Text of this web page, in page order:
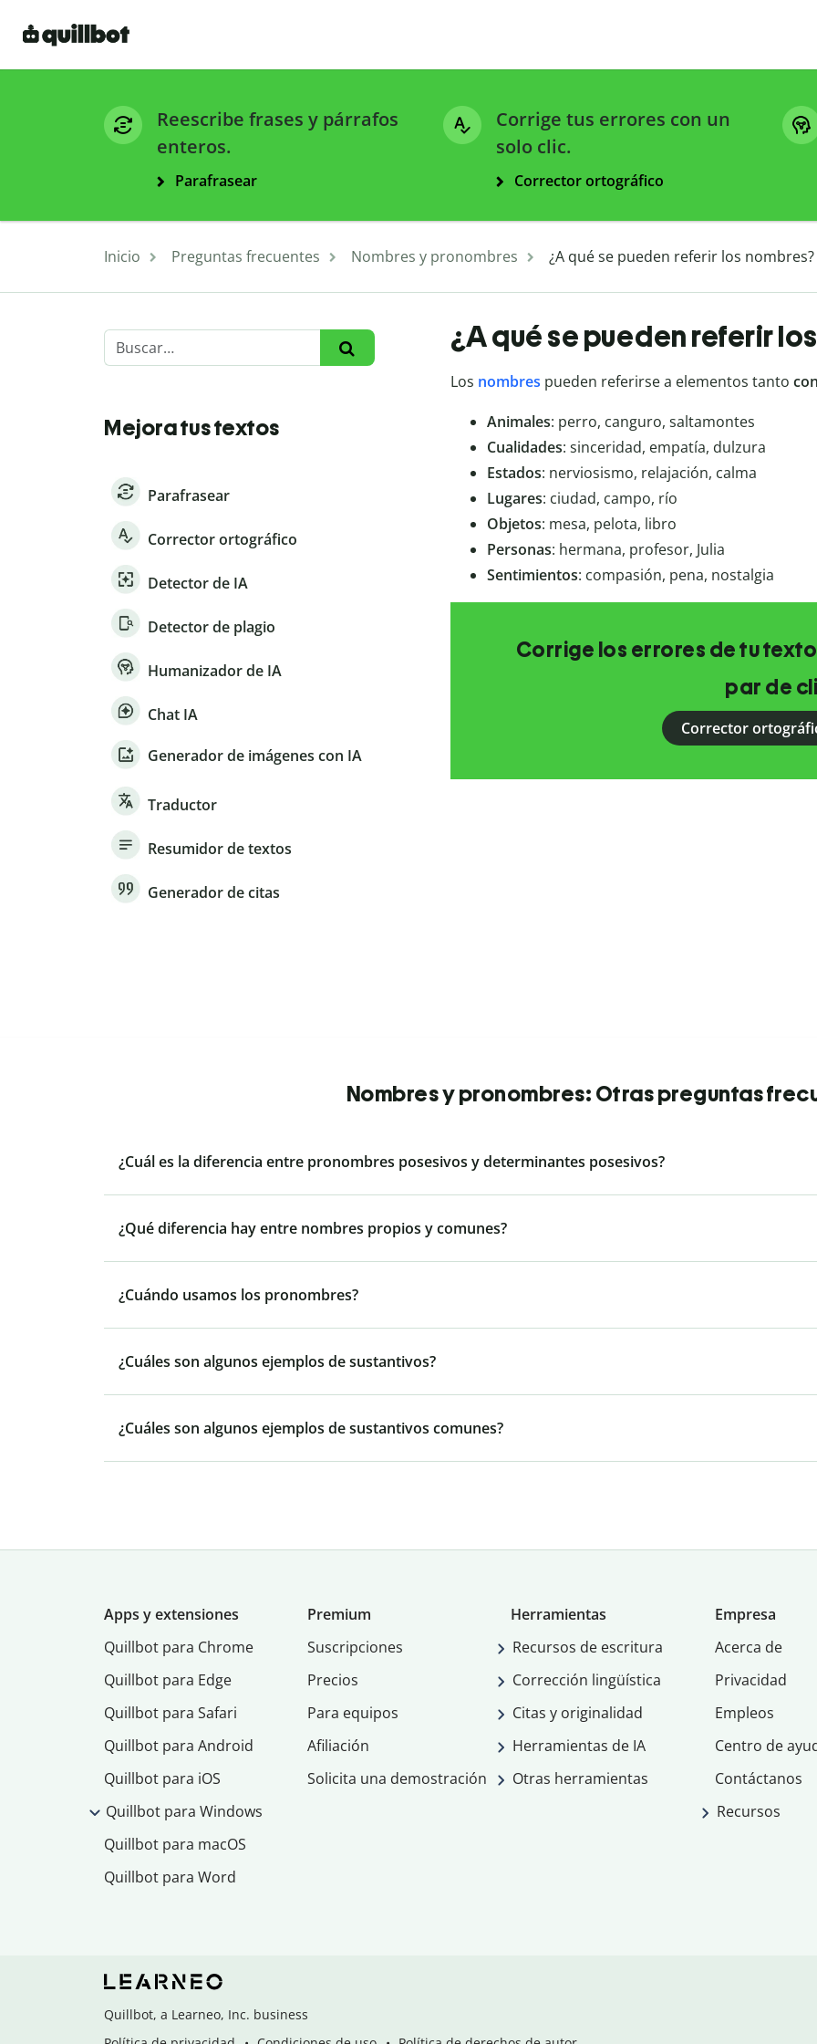
Reescribe frases y párrafos
enteros.
Parafrasear
Corrige tus errores con un
solo clic.
Corrector ortográfico
Inicio Preguntas frecuentes Nombres y pronombres ¿A qué se pueden referir los nombres?
Mejora tus textos
Parafrasear
Corrector ortográfico
Detector de IA
Detector de plagio
Humanizador de IA
Chat IA
Generador de imágenes con IA
Traductor
Resumidor de textos
Generador de citas
¿A qué se pueden referir
Los nombres pueden referirse a elementos tanto
Animales: perro, canguro, saltamontes
Cualidades: sinceridad, empatía, dulzura
Estados: nerviosismo, relajación, calma
Lugares: ciudad, campo, río
Objetos: mesa, pelota, libro
Personas: hermana, profesor, Julia
Sentimientos: compasión, pena, nostalgia
Corrige los errores de tu
par de
Corrector
Nombres y pronombres: Otras preguntas
¿Cuál es la diferencia entre pronombres posesivos y determinantes posesivos?
¿Qué diferencia hay entre nombres propios y comunes?
¿Cuándo usamos los pronombres?
¿Cuáles son algunos ejemplos de sustantivos?
¿Cuáles son algunos ejemplos de sustantivos comunes?
Apps y extensiones
Quillbot para Chrome
Quillbot para Edge
Quillbot para Safari
Quillbot para Android
Quillbot para iOS
Quillbot para Windows
Quillbot para macOS
Quillbot para Word
Premium
Suscripciones
Precios
Para equipos
Afiliación
Solicita una demostración
Herramientas
Recursos de escritura
Corrección lingüística
Citas y originalidad
Herramientas de IA
Otras herramientas
Empresa
Acerca de
Privacidad
Empleos
Centro de
Contáctanos
Recursos
Quillbot, a Learneo, Inc. business